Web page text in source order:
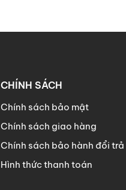
CHÍNH SÁCH
Chính sách bảo mật
Chính sách giao hàng
Chính sách bảo hành đổi trả
Hình thức thanh toán